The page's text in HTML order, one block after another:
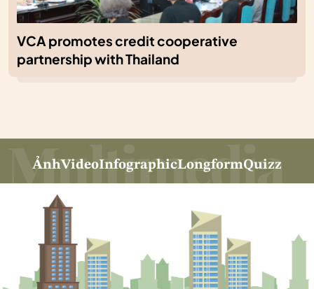
VCA promotes credit cooperative
partnership with Thailand
ẢnhVideoInfographicLongformQuizz